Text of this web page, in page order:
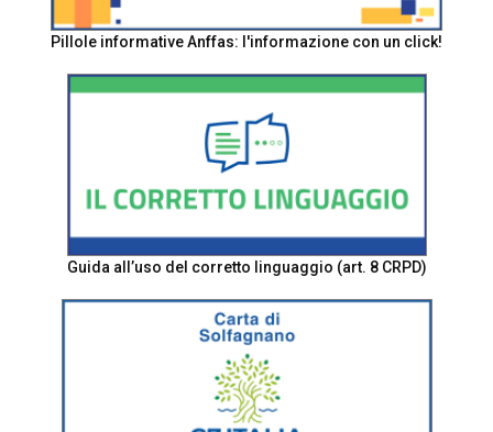
Pillole informative Anffas: l'informazione con un click!
Guida all’uso del corretto linguaggio (art. 8 CRPD)